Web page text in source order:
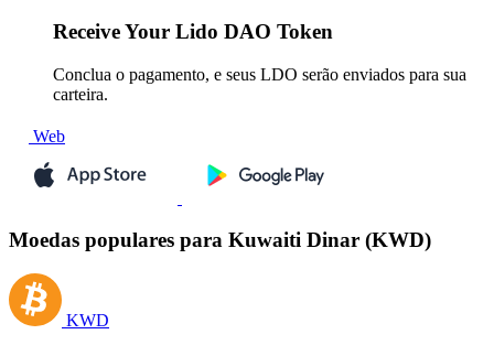
ReceiveYour Lido DAO Token
Conclua o pagamento, e seus LDO serão enviados para sua
carteira.
Web
Moedas populares para Kuwaiti Dinar (KWD)
KWD